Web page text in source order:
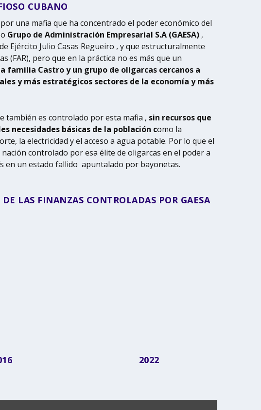
CUBANO
una mafia que ha concentrado el poder económico del
Grupo de Administración Empresarial S.A (GAESA) ,
Ejército Julio Casas Regueiro , y que estructuralmente
(FAR), pero que en la práctica no es más que un
familia Castro y un grupo de oligarcas cercanos a
y más estratégicos sectores de la economía y más
también es controlado por esta mafia , sin recursos que
necesidades básicas de la población como la
la electricidad y el acceso a agua potable. Por lo que el
controlado por esa élite de oligarcas en el poder a
en un estado fallido apuntalado por bayonetas.
DE LAS FINANZAS CONTROLADAS POR GAESA
2022